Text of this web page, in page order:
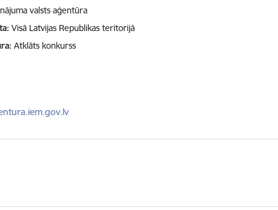
valsts aģentūra
Visā Latvijas Republikas teritorijā
Atklāts konkurss